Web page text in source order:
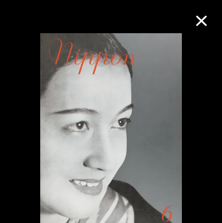
M+藏品
進一步篩選
關於M+藏品
探索世界頂級的二十及二十一世紀視覺
文化藏品。